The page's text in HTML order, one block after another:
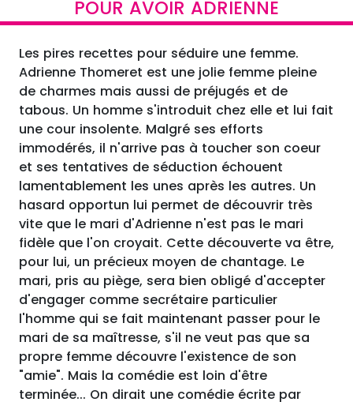
POUR AVOIR ADRIENNE
Les pires recettes pour séduire une femme.
Adrienne Thomeret est une jolie femme pleine
de charmes mais aussi de préjugés et de
tabous. Un homme s'introduit chez elle et lui fait
une cour insolente. Malgré ses efforts
immodérés, il n'arrive pas à toucher son coeur
et ses tentatives de séduction échouent
lamentablement les unes après les autres. Un
hasard opportun lui permet de découvrir très
vite que le mari d'Adrienne n'est pas le mari
fidèle que l'on croyait. Cette découverte va être,
pour lui, un précieux moyen de chantage. Le
mari, pris au piège, sera bien obligé d'accepter
d'engager comme secrétaire particulier
l'homme qui se fait maintenant passer pour le
mari de sa maîtresse, s'il ne veut pas que sa
propre femme découvre l'existence de son
"amie". Mais la comédie est loin d'être
terminée... On dirait une comédie écrite par